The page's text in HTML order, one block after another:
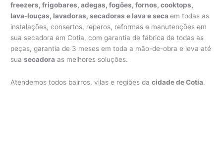
freezers, frigobares, adegas, fogões, fornos, cooktops,
lava-louças, lavadoras, secadoras e lava e secaem todas as
instalações, consertos, reparos, reformas e manutenções em
sua secadora em Cotia, com garantia de fábrica de todas as
peças, garantia de 3 meses em toda a mão-de-obra e leva até
suasecadora as melhores soluções.
Atendemos todos bairros, vilas e regiões dacidade de Cotia.